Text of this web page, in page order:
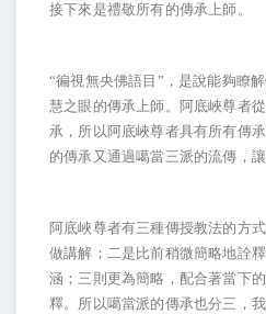
接下來是禮敬所有的傳承上師。
“徧視無央佛語目”，是說能夠瞭
慧之眼的傳承上師。阿底峽尊者
承，所以阿底峽尊者具有所有傳
的傳承又通過噶當三派的流傳，讓
阿底峽尊者有三種傳授教法的方
做講解；二是比前稍微簡略地詮
涵；三則更為簡略，配合著當下
釋。所以噶當派的傳承也分三，